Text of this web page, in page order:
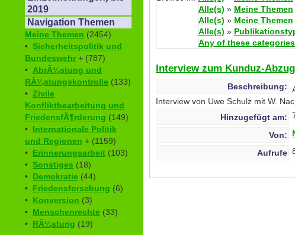
2019
Navigation Themen
Meine Themen (2454)
• Sicherheitspolitik und
Bundeswehr + (787)
• AbrÃ¼stung und
RÃ¼stungskontrolle (133)
• Zivile
Konfliktbearbeitung und
FriedensfÃ¶rderung (149)
• Internationale Politik
und Regionen + (1159)
• Erinnerungsarbeit (103)
• Sonstiges (18)
• Demokratie (44)
• Friedensforschung (6)
• Konversion (3)
• Menschenrechte (33)
• RÃ¼stung (19)
Alle(s) » Meine Themen
Alle(s) » Meine Themen
Alle(s) »
Any of these categories
Interview zum Kunduz-
Beschreibung:
Interview von Uwe Schulz mit W.
Hinzugefügt am:
Von:
Aufrufe